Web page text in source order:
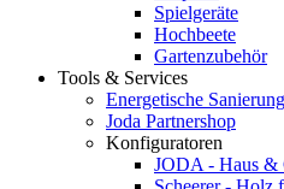
Spielgeräte
Hochbeete
Gartenzubehör
Tools & Services
Energetische Sanierung
Joda Partnershop
Konfiguratoren
JODA - Haus &